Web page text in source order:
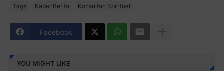
Tags Kabar Berita Konsultan Spiritual
Facebook
YOU MIGHT LIKE